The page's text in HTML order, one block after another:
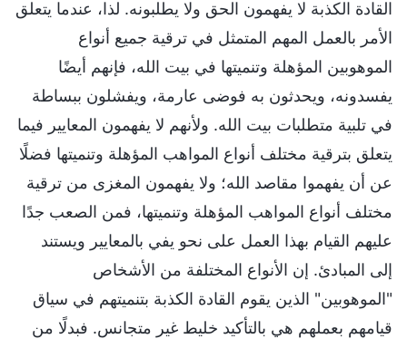
القادة الكذبة لا يفهمون الحق ولا يطلبونه. لذا، عندما يتعلق
الأمر بالعمل المهم المتمثل في ترقية جميع أنواع
الموهوبين المؤهلة وتنميتها في بيت الله، فإنهم أيضًا
يفسدونه، ويحدثون به فوضى عارمة، ويفشلون ببساطة
في تلبية متطلبات بيت الله. ولأنهم لا يفهمون المعايير فيما
يتعلق بترقية مختلف أنواع المواهب المؤهلة وتنميتها فضلًا
عن أن يفهموا مقاصد الله؛ ولا يفهمون المغزى من ترقية
مختلف أنواع المواهب المؤهلة وتنميتها، فمن الصعب جدًا
عليهم القيام بهذا العمل على نحو يفي بالمعايير ويستند
إلى المبادئ. إن الأنواع المختلفة من الأشخاص
"الموهوبين" الذين يقوم القادة الكذبة بتنميتهم في سياق
قيامهم بعملهم هي بالتأكيد خليط غير متجانس. فبدلًا من